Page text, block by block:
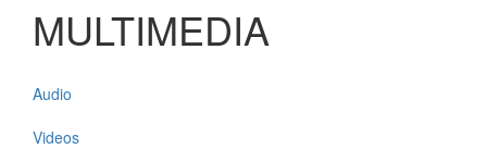
MULTIMEDIA
Audio
Videos